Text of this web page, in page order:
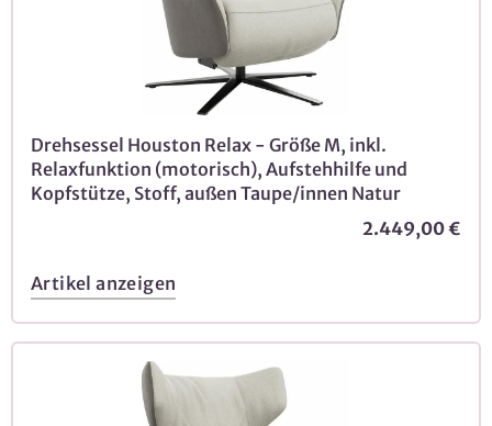
Drehsessel Houston Relax - Größe M, inkl.
Relaxfunktion (motorisch), Aufstehhilfe und
Kopfstütze, Stoff, außen Taupe/innen Natur
2.449,00 €
Artikel anzeigen